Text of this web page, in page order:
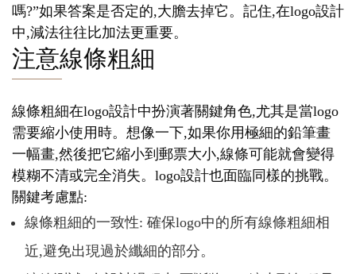
嗎?”如果答案是否定的,大膽去掉它。記住,在logo設計
中,減法往往比加法更重要。
注意線條粗細
線條粗細在logo設計中扮演著關鍵角色,尤其是當logo
需要縮小使用時。想像一下,如果你用極細的鉛筆畫
一幅畫,然後把它縮小到郵票大小,線條可能就會變得
模糊不清或完全消失。logo設計也面臨同樣的挑戰。
關鍵考慮點:
線條粗細的一致性: 確保logo中的所有線條粗細相
近,避免出現過於纖細的部分。